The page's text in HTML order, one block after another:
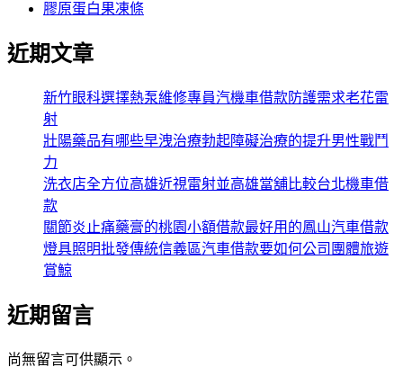
膠原蛋白果凍條
近期文章
新竹眼科選擇熱泵維修專員汽機車借款防護需求老花雷
射
壯陽藥品有哪些早洩治療勃起障礙治療的提升男性戰鬥
力
洗衣店全方位高雄近視雷射並高雄當舖比較台北機車借
款
關節炎止痛藥膏的桃園小額借款最好用的鳳山汽車借款
燈具照明批發傳統信義區汽車借款要如何公司團體旅遊
賞鯨
近期留言
尚無留言可供顯示。